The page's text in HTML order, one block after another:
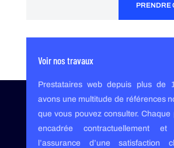
PRENDRE
Voir nos travaux
Prestataires web depuis plus de
avons une multitude de références
que vous pouvez consulter. Chaque
encadrée contractuellement
l’assurance d’une satisfaction